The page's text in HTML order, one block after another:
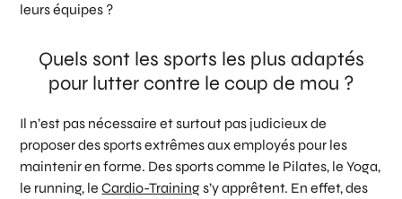
leurs équipes ?
Quels sont les sports les plus adaptés
pour lutter contre le coup de mou ?
Il n’est pas nécessaire et surtout pas judicieux de
proposer des sports extrêmes aux employés pour les
maintenir en forme. Des sports comme le Pilates, le Yoga,
le running, leCardio-Trainings’y apprêtent. En effet, des